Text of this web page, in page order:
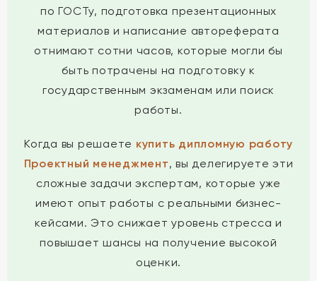
по ГОСТу, подготовка презентационных
материалов и написание автореферата
отнимают сотни часов, которые могли бы
быть потрачены на подготовку к
государственным экзаменам или поиск
работы.
Когда вы решаете купить дипломную работу
Проектный менеджмент, вы делегируете эти
сложные задачи экспертам, которые уже
имеют опыт работы с реальными бизнес-
кейсами. Это снижает уровень стресса и
повышает шансы на получение высокой
оценки.